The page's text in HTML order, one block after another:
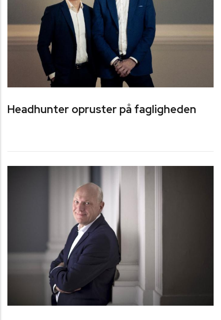
Headhunter opruster på fagligheden